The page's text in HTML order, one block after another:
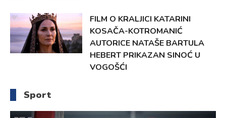
FILM O KRALJICI KATARINI
KOSAČA-KOTROMANIĆ
AUTORICE NATAŠE BARTULA
HEBERT PRIKAZAN SINOĆ U
VOGOŠĆI
Sport